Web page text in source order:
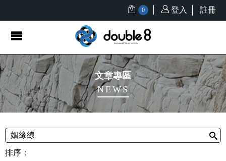
0 登入 註冊
文章專區
NEWS
排序：